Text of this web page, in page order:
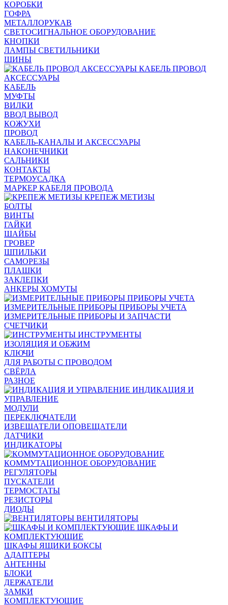
КОРОБКИ
ГОФРА
МЕТАЛЛОРУКАВ
СВЕТОСИГНАЛЬНОЕ ОБОРУДОВАНИЕ
КНОПКИ
ЛАМПЫ СВЕТИЛЬНИКИ
ШИНЫ
КАБЕЛЬ ПРОВОД
АКСЕССУАРЫ
КАБЕЛЬ
МУФТЫ
ВИЛКИ
ВВОД ВЫВОД
КОЖУХИ
ПРОВОД
КАБЕЛЬ-КАНАЛЫ И АКСЕССУАРЫ
НАКОНЕЧНИКИ
САЛЬНИКИ
КОНТАКТЫ
ТЕРМОУСАДКА
МАРКЕР КАБЕЛЯ ПРОВОДА
КРЕПЕЖ МЕТИЗЫ
БОЛТЫ
ВИНТЫ
ГАЙКИ
ШАЙБЫ
ГРОВЕР
ШПИЛЬКИ
САМОРЕЗЫ
ПЛАШКИ
ЗАКЛЕПКИ
АНКЕРЫ ХОМУТЫ
ИЗМЕРИТЕЛЬНЫЕ ПРИБОРЫ ПРИБОРЫ УЧЕТА
ИЗМЕРИТЕЛЬНЫЕ ПРИБОРЫ И ЗАПЧАСТИ
СЧЕТЧИКИ
ИНСТРУМЕНТЫ
ИЗОЛЯЦИЯ И ОБЖИМ
КЛЮЧИ
ДЛЯ РАБОТЫ С ПРОВОДОМ
СВЁРЛА
РАЗНОЕ
ИНДИКАЦИЯ И
УПРАВЛЕНИЕ
МОДУЛИ
ПЕРЕКЛЮЧАТЕЛИ
ИЗВЕЩАТЕЛИ ОПОВЕЩАТЕЛИ
ДАТЧИКИ
ИНДИКАТОРЫ
КОММУТАЦИОННОЕ ОБОРУДОВАНИЕ
РЕГУЛЯТОРЫ
ПУСКАТЕЛИ
ТЕРМОСТАТЫ
РЕЗИСТОРЫ
ДИОДЫ
ВЕНТИЛЯТОРЫ
ШКАФЫ И
КОМПЛЕКТУЮЩИЕ
ШКАФЫ ЯЩИКИ БОКСЫ
АДАПТЕРЫ
АНТЕННЫ
БЛОКИ
ДЕРЖАТЕЛИ
ЗАМКИ
КОМПЛЕКТУЮЩИЕ